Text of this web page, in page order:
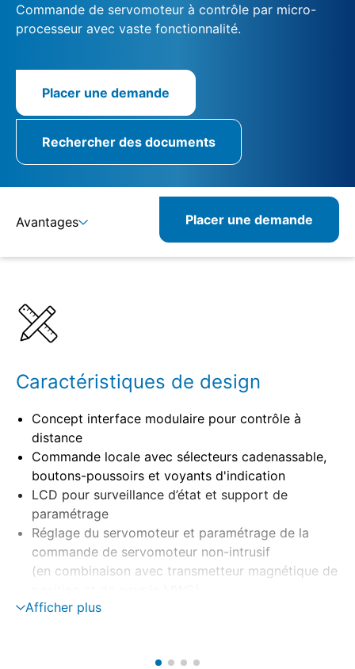
Commande de servomoteur à contrôle par micro-
processeur avec vaste fonctionnalité.
Placer une demande
Rechercher des documents
Avantages
Produits combinables
Placer une demande
Caractéristiques de design
Concept interface modulaire pour contrôle à
distance
Commande locale avec sélecteurs cadenassable,
boutons-poussoirs et voyants d'indication
LCD pour surveillance d’état et support de
paramétrage
Réglage du servomoteur et paramétrage de la
commande de servomoteur non-intrusif
(en combinaison avec transmetteur magnétique de
Montage déportée sur support mural
Surveillance de phase avec correction de phase
Afficher plus